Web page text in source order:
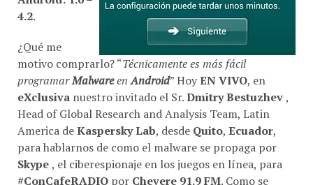
4.2.
¿Qué me
motivo comprarlo? “Técnicamente es más fácil
programarMalwareenAndroid” HoyEN VIVO, en
eXclusiva nuestro invitado el Sr.Dmitry Bestuzhev,
Head of Global Research and Analysis Team, Latin
America deKaspersky Lab, desde Quito, Ecuador,
para hablarnos de como el malware se propaga por
Skype, el ciberespionaje en los juegos en línea, para
#ConCafeRADIO por Chevere 91.9 FM. Como se